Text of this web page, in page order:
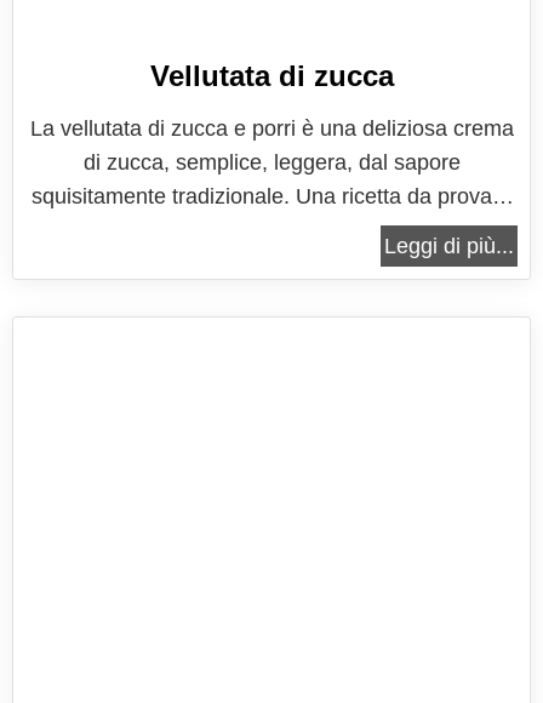
Vellutata di zucca
La vellutata di zucca e porri è una deliziosa crema
di zucca, semplice, leggera, dal sapore
squisitamente tradizionale. Una ricetta da provare
e riprovare, per omaggiare la tavola con i prodotti
dell'orto. La zucca è un ingrediente molto versatile,
Leggi di più...